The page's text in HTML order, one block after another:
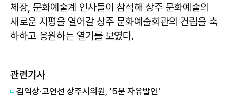
체장, 문화예술계 인사들이 참석해 상주 문화예술의
새로운 지평을 열어갈 상주 문화예술회관의 건립을 축
하하고 응원하는 열기를 보였다.
관련기사
김익상·고연선 상주시의원, '5분 자유발언'